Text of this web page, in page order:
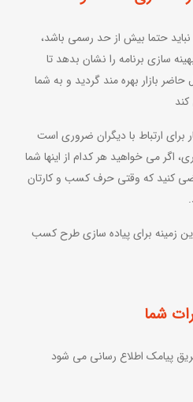
حتما بیش از حد رسمی باشد،
سازی برنامه را نشان بدهد تا
بازار بهره مند گردید و به شما
ارتباط با دیگران ضروری است
اگر می خواهید هر کدام از اینها شما
راضی کنید که وقتی حرف کسب و کارتان
زمینه برای پیاده سازی طرح کسب
شما
پیامک اطلاع رسانی می شود